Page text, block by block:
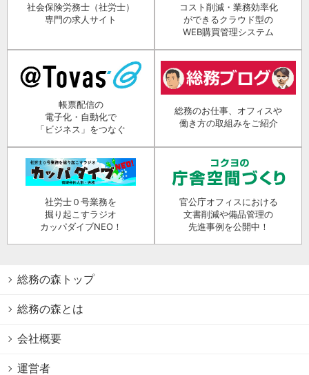
社会保険労務士（社労士）
専門の求人サイト
コスト削減・業務効率化
ができるクラウド型の
WEB購買管理システム
帳票配信の
電子化・自動化で
「ビジネス」をつなぐ
総務のお仕事、オフィスや
働き方の取組みをご紹介
社労士０号業務を
掘り起こすラジオ
カッパダイブNEO！
官公庁オフィスにおける
文書削減や備品管理の
先進事例を公開中！
総務の森トップ
総務の森とは
会社概要
運営者